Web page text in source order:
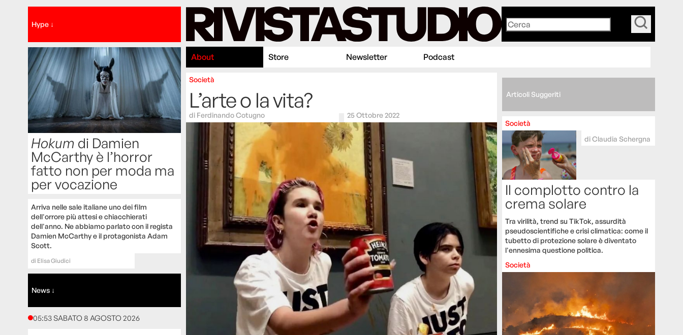
Hype ↓
Hokum di Damien
McCarthy è l’horror
fatto non per moda ma
per vocazione
Arriva nelle sale italiane uno dei film
dell'orrore più attesi e chiacchierati
dell'anno. Ne abbiamo parlato con il regista
Damien McCarthy e il protagonista Adam
Scott.
di Elisa Giudici
News ↓
05:53 SABATO 8 AGOSTO 2026
About Store Newsletter Podcast
Società
L’arte o la vita?
di Ferdinando Cotugno 25 Ottobre 2022
Articoli Suggeriti
Società
diClaudia Schergna
Il complotto contro la
crema solare
Tra virilità, trend su TikTok, assurdità
pseudoscientifiche e crisi climatica: come il
tubetto di protezione solare è diventato
l'ennesima questione politica.
Società